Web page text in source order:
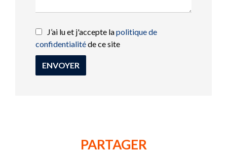
J’ai lu et j'accepte lapolitique de
confidentialitéde ce site
ENVOYER
PARTAGER